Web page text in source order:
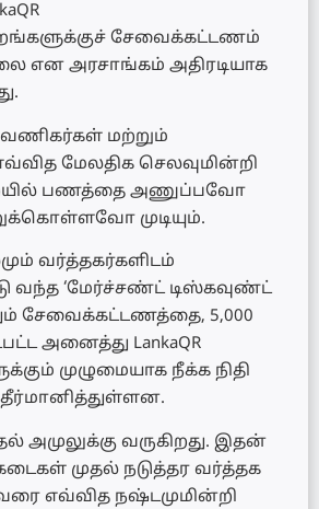
சேவைக்கட்டணம்
என அரசாங்கம் அதிரடியாக
வணிகர்கள் மற்றும்
மேலதிக செலவுமின்றி
பணத்தை அணுப்பவோ
முடியும்.
வர்த்தகர்களிடம்
வந்த ‘மேர்ச்சண்ட் டிஸ்கவுண்ட்
சேவைக்கட்டணத்தை, 5,000
அனைத்து LankaQR
முழுமையாக நீக்க நிதி
அமுலுக்கு வருகிறது. இதன்
முதல் நடுத்தர வர்த்தக
எவ்வித நஷ்டமுமின்றி